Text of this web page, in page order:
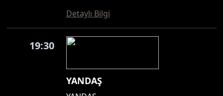
Detaylı Bilgi
19:30
YANDAŞ